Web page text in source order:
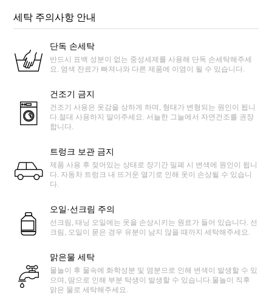
세탁 주의사항 안내
단독 손세탁
반드시 표백 성분이 없는 중성세제를 사용해 단독 손세탁해주세
요. 염색 잔료가 빠져나와 다른 제품에 이염이 될 수 있습니다.
건조기 금지
건조기 사용은 옷감을 상하게 하며, 형태가 변형되는 원인이 됩니
다.절대 사용하지 말아주세요. 서늘한 그늘에서 자연건조를 권장
합니다.
트렁크 보관 금지
제품 사용 후 젖어있는 상태로 장기간 밀폐 시 변색에 원인이 됩니
다. 자동차 트렁크 내 뜨거운 열기로 인해 옷이 손상될 수 있습니
다.
오일·선크림 주의
선크림, 태닝 오일에는 옷을 손상시키는 원료가 들어 있습니다. 선
크림, 오일이 묻은 경우 유분이 남지 않을 때까지 세탁해주세요.
맑은물 세탁
물놀이 후 물속에 화학성분 및 염분으로 인해 변색이 발생할 수 있
으며, 땀으로 인해 부분 탁생이 발생할 수 있습니다.물놀이 직후
맑은 물로 세탁해주세요.